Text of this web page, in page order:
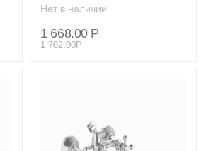
Нет в наличии
1 668.00 Р
1 702.00Р